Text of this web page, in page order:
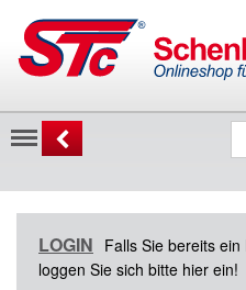
Menu
LOGIN Falls Sie bereits
loggen Sie sich bitte hier ein!